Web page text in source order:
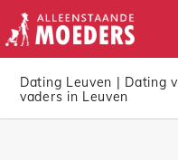
Dating Leuven | Dating
vaders in Leuven